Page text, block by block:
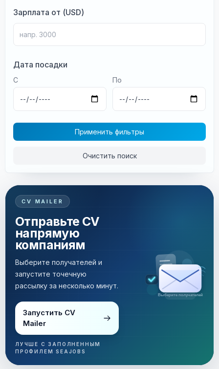
Зарплата от (USD)
Дата посадки
С По
Применить фильтры
Очистить поиск
CV MAILER
Отправьте CV
напрямую
компаниям
Выберите получателей и
запустите точечную
рассылку за несколько минут.
Запустить CV
Mailer
ЛУЧШЕ С ЗАПОЛНЕННЫМ
ПРОФИЛЕМ SEAJOBS
Рассылка за несколько минут